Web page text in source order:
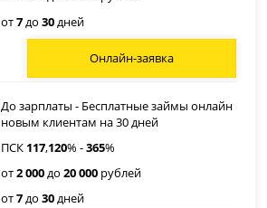
от7до30дней
Онлайн-заявка
До зарплаты - Бесплатные займы онлайн
новым клиентам на 30 дней
ПСК 117,120% -365%
от2 000до20 000 рублей
от7до30дней